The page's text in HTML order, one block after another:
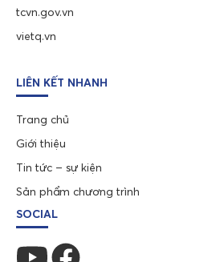
tcvn.gov.vn
vietq.vn
LIÊN KẾT NHANH
Trang chủ
Giới thiệu
Tin tức – sự kiện
Sản phẩm chương trình
SOCIAL